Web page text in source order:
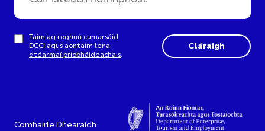
Táim ag roghnú cumarsáid
DCCI agus aontaím lena
dtéarmaí príobháideachais.
Comhairle Dhearaidh